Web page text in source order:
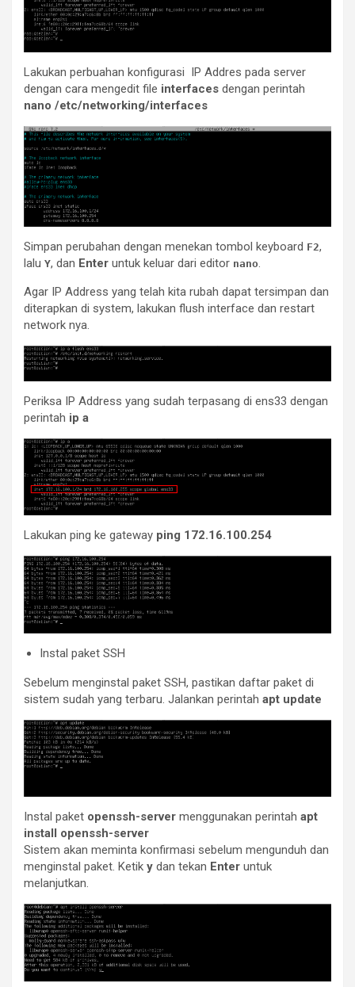
Lakukan perbuahan konfigurasi IP Addres pada server
dengan cara mengedit file interfaces dengan perintah
nano /etc/networking/interfaces
Simpan perubahan dengan menekan tombol keyboard F2,
lalu Y, dan Enter untuk keluar dari editor nano.
Agar IP Address yang telah kita rubah dapat tersimpan dan
diterapkan di system, lakukan flush interface dan restart
network nya.
Periksa IP Address yang sudah terpasang di ens33 dengan
perintah ip a
Lakukan ping ke gateway ping 172.16.100.254
Instal paket SSH
Sebelum menginstal paket SSH, pastikan daftar paket di
sistem sudah yang terbaru. Jalankan perintah apt update
Instal paket openssh-server menggunakan perintah apt
install openssh-server
Sistem akan meminta konfirmasi sebelum mengunduh dan
menginstal paket. Ketik y dan tekan Enter untuk
melanjutkan.